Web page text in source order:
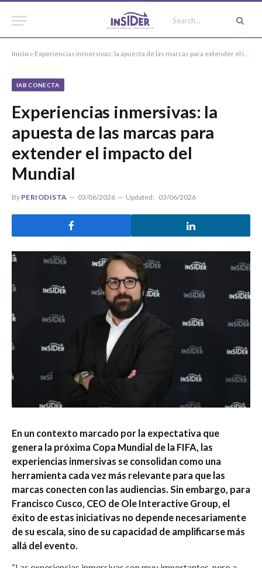
Inicio » Experiencias inmersivas: la apuesta de las marcas para extender el impacto del Mundial
IAB CONECTA
Experiencias inmersivas: la
apuesta de las marcas para
extender el impacto del
Mundial
By PERIODISTA 03/06/2026 Updated: 03/06/2026
En un contexto marcado por la expectativa que
genera la próxima Copa Mundial de la FIFA, las
experiencias inmersivas se consolidan como una
herramienta cada vez más relevante para que las
marcas conecten con las audiencias. Sin embargo, para
Francisco Cusco, CEO de Ole Interactive Group, el
éxito de estas iniciativas no depende necesariamente
de su escala, sino de su capacidad de amplificarse más
allá del evento.